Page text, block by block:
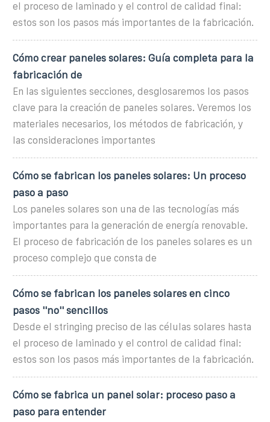
el proceso de laminado y el control de calidad final:
estos son los pasos más importantes de la fabricación.
Cómo crear paneles solares: Guía completa para la
fabricación de
En las siguientes secciones, desglosaremos los pasos
clave para la creación de paneles solares. Veremos los
materiales necesarios, los métodos de fabricación, y
las consideraciones importantes
Cómo se fabrican los paneles solares: Un proceso
paso a paso
Los paneles solares son una de las tecnologías más
importantes para la generación de energía renovable.
El proceso de fabricación de los paneles solares es un
proceso complejo que consta de
Cómo se fabrican los paneles solares en cinco
pasos ''no'' sencillos
Desde el stringing preciso de las células solares hasta
el proceso de laminado y el control de calidad final:
estos son los pasos más importantes de la fabricación.
Cómo se fabrica un panel solar: proceso paso a
paso para entender